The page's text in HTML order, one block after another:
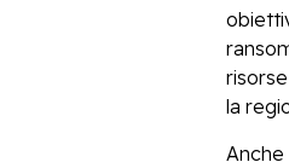
la
Anche